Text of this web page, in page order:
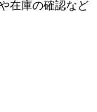
在庫の確認など